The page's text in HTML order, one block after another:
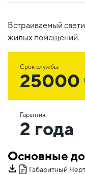
Встраиваемый
жилых помещений.
Срок службы:
25000
Гарантия:
2 года
Основные
Габаритный